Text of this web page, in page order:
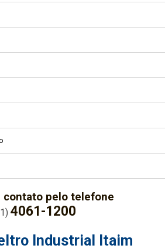
contato pelo telefone
4061-1200
Industrial Itaim